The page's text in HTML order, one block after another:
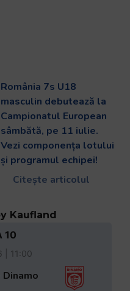
România 7s U18
masculin debutează la
Campionatul European
sâmbătă, pe 11 iulie.
Vezi componența lotului
și programul echipei!
Citește articolul
Kaufland
10
| 11:00
Dinamo